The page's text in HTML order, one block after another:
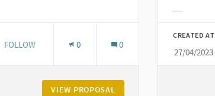
1 FOLLOWER
FOLLOW
CASTELLO DI CERRETO LANDI DI CARPANETO
0 0
VIEW PROPOSAL
CREATED AT
27/04/2023